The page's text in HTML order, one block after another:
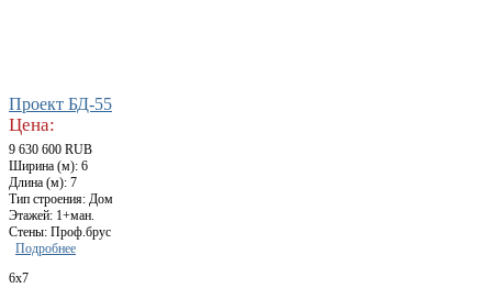
Проект БД-55
Цена:
9 630 600 RUB
Ширина (м): 6
Длина (м): 7
Тип строения: Дом
Этажей: 1+ман.
Стены: Проф.брус
Подробнее
6x7